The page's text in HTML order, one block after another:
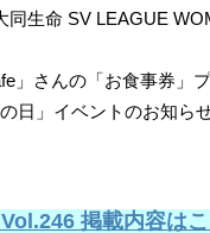
同生命 SV LEAGUE
」さんの「お食事券」
日」イベントのお知ら
掲載内容は